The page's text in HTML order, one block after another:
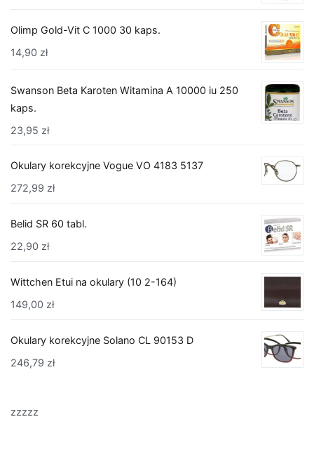
Olimp Gold-Vit C 1000 30 kaps.
14,90 zł
Swanson Beta Karoten Witamina A 10000 iu 250
kaps.
23,95 zł
Okulary korekcyjne Vogue VO 4183 5137
272,99 zł
Belid SR 60 tabl.
22,90 zł
Wittchen Etui na okulary (10 2-164)
149,00 zł
Okulary korekcyjne Solano CL 90153 D
246,79 zł
zzzzz